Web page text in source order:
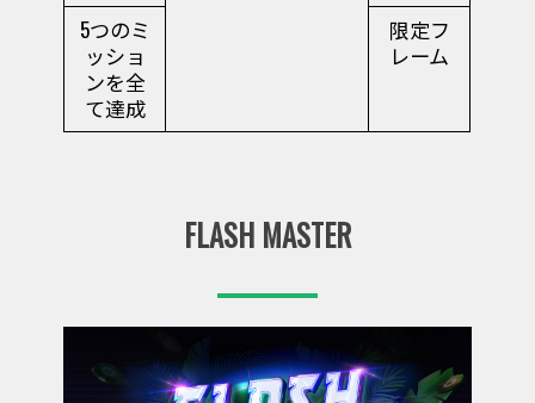
5つのミ
ッショ
ンを全
て達成
限定フ
レーム
FLASH MASTER